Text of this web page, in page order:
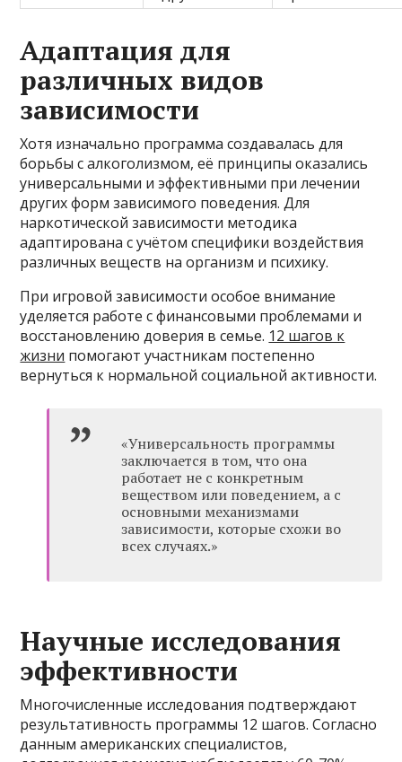
Адаптация для
различных видов
зависимости
Хотя изначально программа создавалась для
борьбы с алкоголизмом, её принципы оказались
универсальными и эффективными при лечении
других форм зависимого поведения. Для
наркотической зависимости методика
адаптирована с учётом специфики воздействия
различных веществ на организм и психику.
При игровой зависимости особое внимание
уделяется работе с финансовыми проблемами и
восстановлению доверия в семье. 12 шагов к
жизни помогают участникам постепенно
вернуться к нормальной социальной активности.
«Универсальность программы
заключается в том, что она
работает не с конкретным
веществом или поведением, а с
основными механизмами
зависимости, которые схожи во
всех случаях.»
Научные исследования
эффективности
Многочисленные исследования подтверждают
результативность программы 12 шагов. Согласно
данным американских специалистов,